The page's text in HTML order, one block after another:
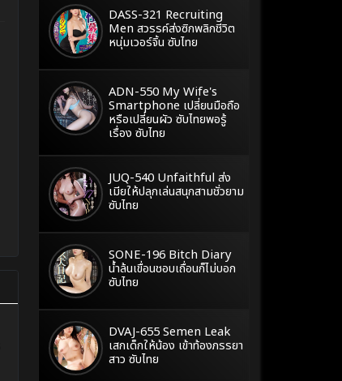
DASS-321 Recruiting
Men สวรรค์ส่งซิกพลิกชีวิต
หนุ่มเวอร์จิ้น ซับไทย
ADN-550 My Wife's
Smartphone เปลี่ยนมือถือ
หรือเปลี่ยนผัว ซับไทยพอรู้
เรื่อง ซับไทย
JUQ-540 Unfaithful ส่ง
เมียให้ปลุกเล่นสนุกสามชั่วยาม
ซับไทย
SONE-196 Bitch Diary
น้ำล้นเขื่อนชอบเถื่อนก็ไม่บอก
ซับไทย
DVAJ-655 Semen Leak
เสกเด็กให้น้อง เข้าท้องภรรยา
สาว ซับไทย